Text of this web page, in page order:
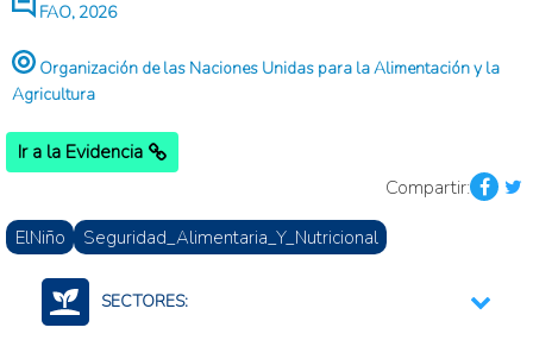
FAO, 2026
Organización de las Naciones Unidas para la Alimentación y la
Agricultura
Ir a la Evidencia
Compartir:
ElNiño Seguridad_Alimentaria_Y_Nutricional
SECTORES: